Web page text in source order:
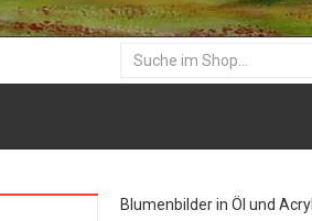
Blumenbilder in Öl und Acryl.